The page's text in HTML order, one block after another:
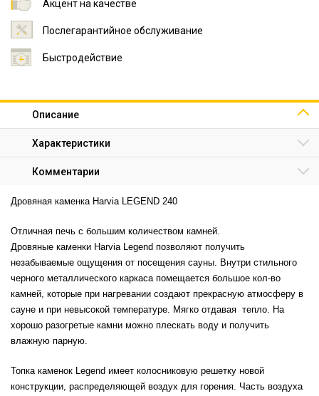
Акцент на качестве
Послегарантийное обслуживание
Быстродействие
Описание
Характеристики
Комментарии
Дровяная каменка Harvia LEGEND 240
Отличная печь с большим количеством камней.
Дровяные каменки Harvia Legend позволяют получить
незабываемые ощущения от посещения сауны. Внутри стильного
черного металлического каркаса помещается большое кол-во
камней, которые при нагревании создают прекрасную атмосферу в
сауне и при невысокой температуре. Мягко отдавая тепло. На
хорошо разогретые камни можно плескать воду и получить
влажную парную.
Топка каменок Legend имеет колосниковую решетку новой
конструкции, распределяющей воздух для горения. Часть воздуха